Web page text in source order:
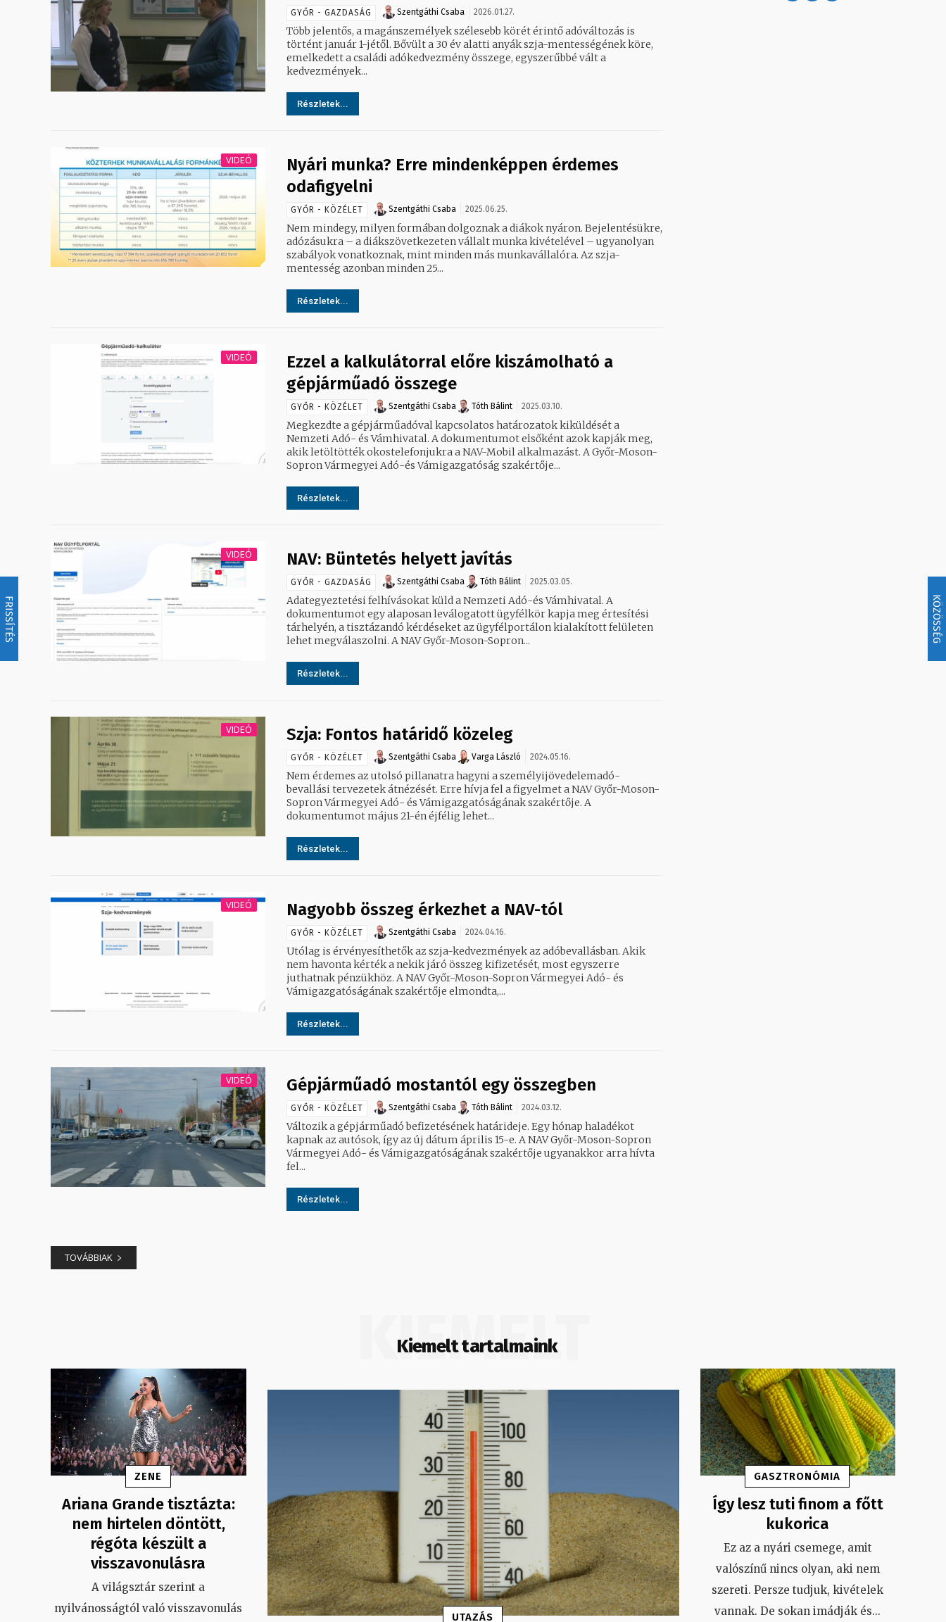
FRISSÍTÉS KÖZÖSSÉG
GYŐR - GAZDASÁG Szentgáthi Csaba 2026.01.27.
Több jelentős, a magánszemélyek szélesebb körét érintő adóváltozás is
történt január 1-jétől. Bővült a 30 év alatti anyák szja-mentességének köre,
emelkedett a családi adókedvezmény összege, egyszerűbbé vált a
kedvezmények...
Részletek...
VIDEÓ
Nyári munka? Erre mindenképpen érdemes
odafigyelni
GYŐR - KÖZÉLET Szentgáthi Csaba 2025.06.25.
Nem mindegy, milyen formában dolgoznak a diákok nyáron. Bejelentésükre,
adózásukra – a diákszövetkezeten vállalt munka kivételével – ugyanolyan
szabályok vonatkoznak, mint minden más munkavállalóra. Az szja-
mentesség azonban minden 25...
Részletek...
VIDEÓ
Ezzel a kalkulátorral előre kiszámolható a
gépjárműadó összege
GYŐR - KÖZÉLET Szentgáthi Csaba Tóth Bálint 2025.03.10.
Megkezdte a gépjárműadóval kapcsolatos határozatok kiküldését a
Nemzeti Adó- és Vámhivatal. A dokumentumot elsőként azok kapják meg,
akik letöltötték okostelefonjukra a NAV-Mobil alkalmazást. A Győr-Moson-
Sopron Vármegyei Adó-és Vámigazgatóság szakértője...
Részletek...
VIDEÓ NAV: Büntetés helyett javítás
GYŐR - GAZDASÁG Szentgáthi Csaba Tóth Bálint 2025.03.05.
Adategyeztetési felhívásokat küld a Nemzeti Adó-és Vámhivatal. A
dokumentumot egy alaposan leválogatott ügyfélkör kapja meg értesítési
tárhelyén, a tisztázandó kérdéseket az ügyfélportálon kialakított felületen
lehet megválaszolni. A NAV Győr-Moson-Sopron...
Részletek...
VIDEÓ Szja: Fontos határidő közeleg
GYŐR - KÖZÉLET Szentgáthi Csaba Varga László 2024.05.16.
Nem érdemes az utolsó pillanatra hagyni a személyijövedelemadó-
bevallási tervezetek átnézését. Erre hívja fel a figyelmet a NAV Győr-Moson-
Sopron Vármegyei Adó- és Vámigazgatóságának szakértője. A
dokumentumot május 21-én éjfélig lehet...
Részletek...
VIDEÓ Nagyobb összeg érkezhet a NAV-tól
GYŐR - KÖZÉLET Szentgáthi Csaba 2024.04.16.
Utólag is érvényesíthetők az szja-kedvezmények az adóbevallásban. Akik
nem havonta kérték a nekik járó összeg kifizetését, most egyszerre
juthatnak pénzükhöz. A NAV Győr-Moson-Sopron Vármegyei Adó- és
Vámigazgatóságának szakértője elmondta,...
Részletek...
VIDEÓ Gépjárműadó mostantól egy összegben
GYŐR - KÖZÉLET Szentgáthi Csaba Tóth Bálint 2024.03.12.
Változik a gépjárműadó befizetésének határideje. Egy hónap haladékot
kapnak az autósok, így az új dátum április 15-e. A NAV Győr-Moson-Sopron
Vármegyei Adó- és Vámigazgatóságának szakértője ugyanakkor arra hívta
fel...
Részletek...
TOVÁBBIAK
Kiemelt tartalmaink
KIEMELT
ZENE
Ariana Grande tisztázta:
nem hirtelen döntött,
régóta készült a
visszavonulásra
A világsztár szerint a
nyilvánosságtól való visszavonulás
UTAZÁS
GASZTRONÓMIA
Így lesz tuti finom a főtt
kukorica
Ez az a nyári csemege, amit
valószínű nincs olyan, aki nem
szereti. Persze tudjuk, kivételek
vannak. De sokan imádják és...